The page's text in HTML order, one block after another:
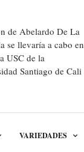
de Abelardo De La
se llevaría a cabo en
USC de la
Santiago de Cali
VARIEDADES